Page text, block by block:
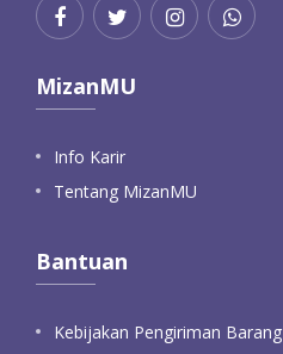
MizanMU
Info Karir
Tentang MizanMU
Bantuan
Kebijakan Pengiriman Barang